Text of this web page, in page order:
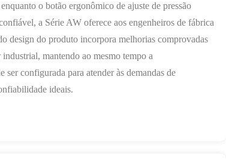
o botão ergonômico de ajuste de pressão
a Série AW oferece aos engenheiros de fábrica
design do produto incorpora melhorias comprovadas
mantendo ao mesmo tempo a
configurada para atender às demandas de
ideais.